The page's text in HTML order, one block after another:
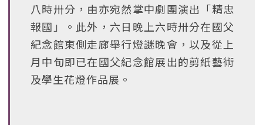
八時卅分，由亦宛然掌中劇團演出「精忠
報國」。此外，六日晚上六時卅分在國父
紀念館東側走廊舉行燈謎晚會，以及從上
月中旬即已在國父紀念館展出的剪紙藝術
及學生花燈作品展。